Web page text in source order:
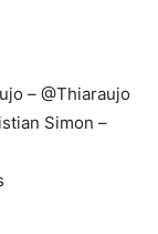
– @Thiaraujo
Simon –